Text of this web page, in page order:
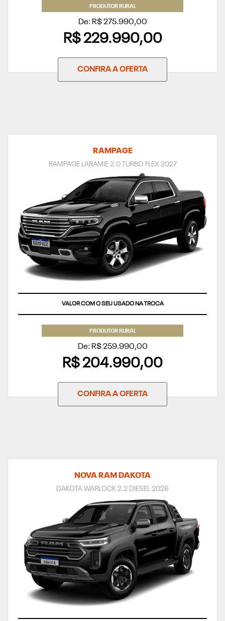
PRODUTOR RURAL
De: R$ 275.990,00
R$ 229.990,00
CONFIRA A OFERTA
RAMPAGE
RAMPAGE LARAMIE 2.0 TURBO FLEX 2027
VALOR COM O SEU USADO NA TROCA
PRODUTOR RURAL
De: R$ 259.990,00
R$ 204.990,00
CONFIRA A OFERTA
NOVA RAM DAKOTA
DAKOTA WARLOCK 2.2 DIESEL 2026